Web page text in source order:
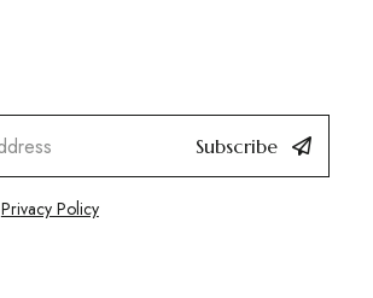
Subscribe
Privacy Policy